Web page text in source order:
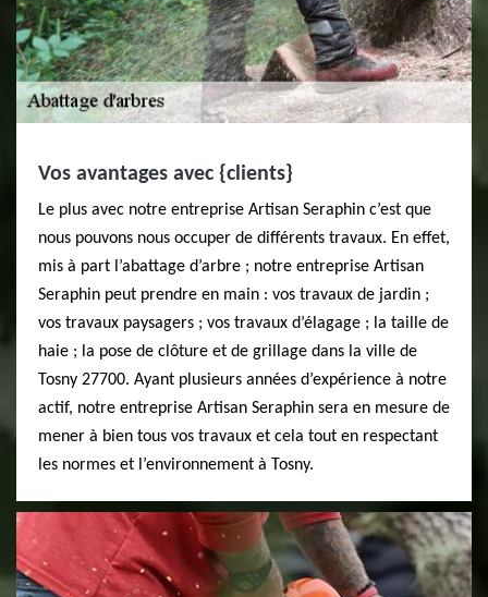
Vos avantages avec {clients}
Le plus avec notre entreprise Artisan Seraphin c’est que
nous pouvons nous occuper de différents travaux. En effet,
mis à part l’abattage d’arbre ; notre entreprise Artisan
Seraphin peut prendre en main : vos travaux de jardin ;
vos travaux paysagers ; vos travaux d’élagage ; la taille de
haie ; la pose de clôture et de grillage dans la ville de
Tosny 27700. Ayant plusieurs années d’expérience à notre
actif, notre entreprise Artisan Seraphin sera en mesure de
mener à bien tous vos travaux et cela tout en respectant
les normes et l’environnement à Tosny.